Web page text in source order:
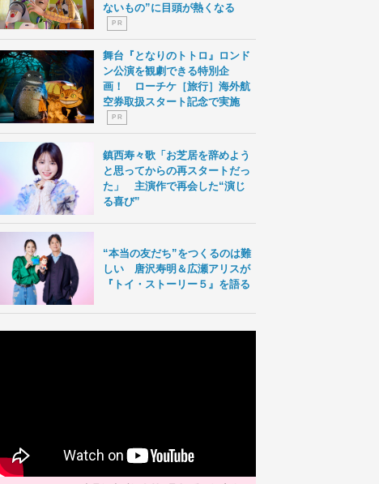
ないもの”に目頭が熱くなる
P R
舞台『となりのトトロ』ロンド
ン公演を観劇できる特別企
画！ ローチケ［旅行］海外航
空券取扱スタート記念で実施
P R
鎮西寿々歌「お芝居を辞めよう
と思ってからの再スタートだっ
た」 主演作で再会した“演じ
る喜び”
“本当の友だち”をつくるのは難
しい 唐沢寿明＆広瀬アリスが
『トイ・ストーリー５』を語る